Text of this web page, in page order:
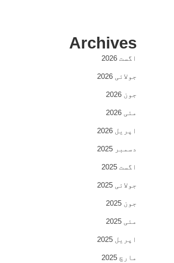
Archives
اگست 2026
جولائی 2026
جون 2026
مئی 2026
اپریل 2026
دسمبر 2025
اگست 2025
جولائی 2025
جون 2025
مئی 2025
اپریل 2025
مارچ 2025